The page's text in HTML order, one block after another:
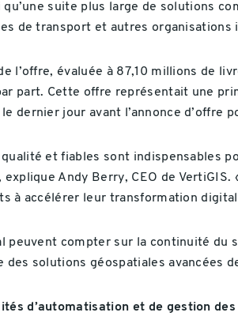
qu’une suite plus large de solutions
de transport et autres
l’offre, évaluée à 87,10 millions de
part. Cette offre représentait une
dernier jour avant l’annonce d’offre
qualité et fiables sont indispensables
explique Andy Berry, CEO de
à accélérer leur transformation
peuvent compter sur la continuité du
des solutions géospatiales avancées
d’automatisation et de gestion